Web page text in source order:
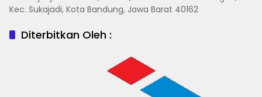
Kec. Sukajadi, Kota Bandung, Jawa Barat 40162
Diterbitkan Oleh :